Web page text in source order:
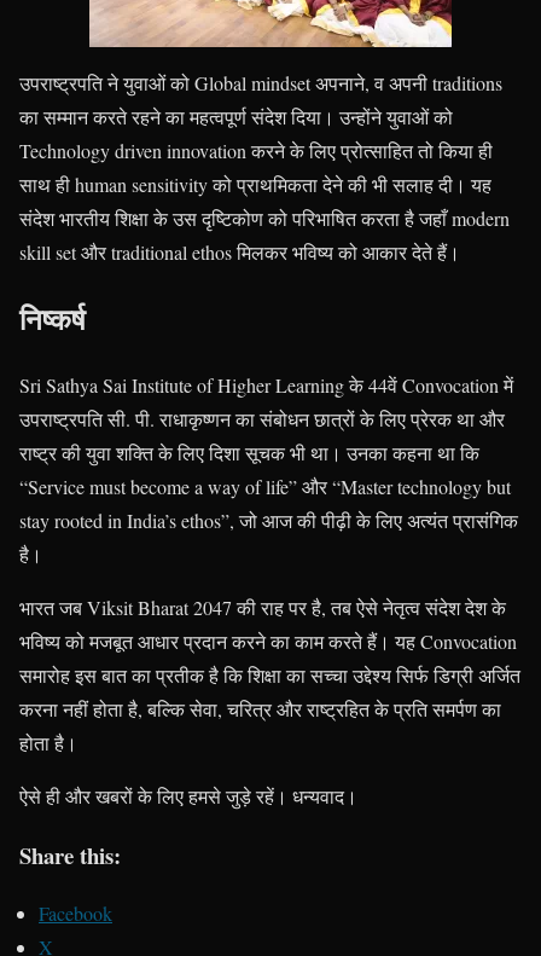
उपराष्ट्रपति ने युवाओं को Global mindset अपनाने, व अपनी traditions
का सम्मान करते रहने का महत्वपूर्ण संदेश दिया। उन्होंने युवाओं को
Technology driven innovation करने के लिए प्रोत्साहित तो किया ही
साथ ही human sensitivity को प्राथमिकता देने की भी सलाह दी। यह
संदेश भारतीय शिक्षा के उस दृष्टिकोण को परिभाषित करता है जहाँ modern
skill set और traditional ethos मिलकर भविष्य को आकार देते हैं।
निष्कर्ष
Sri Sathya Sai Institute of Higher Learning के 44वें Convocation में
उपराष्ट्रपति सी. पी. राधाकृष्णन का संबोधन छात्रों के लिए प्रेरक था और
राष्ट्र की युवा शक्ति के लिए दिशा सूचक भी था। उनका कहना था कि
“Service must become a way of life” और “Master technology but
stay rooted in India’s ethos”, जो आज की पीढ़ी के लिए अत्यंत प्रासंगिक
है।
भारत जब Viksit Bharat 2047 की राह पर है, तब ऐसे नेतृत्व संदेश देश के
भविष्य को मजबूत आधार प्रदान करने का काम करते हैं। यह Convocation
समारोह इस बात का प्रतीक है कि शिक्षा का सच्चा उद्देश्य सिर्फ डिग्री अर्जित
करना नहीं होता है, बल्कि सेवा, चरित्र और राष्ट्रहित के प्रति समर्पण का
होता है।
ऐसे ही और खबरों के लिए हमसे जुड़े रहें। धन्यवाद।
Share this:
Facebook
X